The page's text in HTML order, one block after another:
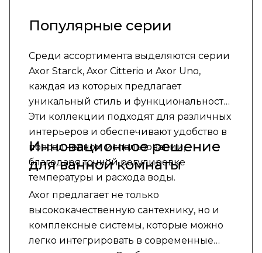
Популярные серии
Среди ассортимента выделяются серии
Axor Starck, Axor Citterio и Axor Uno,
каждая из которых предлагает
уникальный стиль и функциональность.
Эти коллекции подходят для различных
интерьеров и обеспечивают удобство в
повседневном использовании,
благодаря точной регулировке
температуры и расхода воды.
Инновационное решение
для ванной комнаты
Axor предлагает не только
высококачественную сантехнику, но и
комплексные системы, которые можно
легко интегрировать в современные